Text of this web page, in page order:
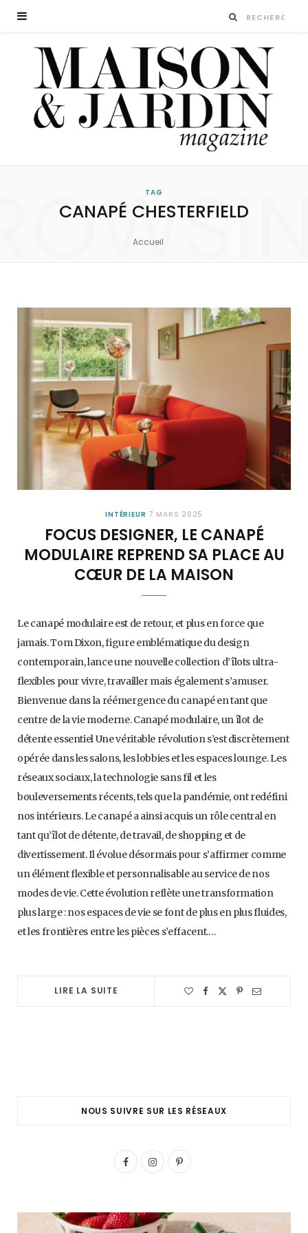
TAG
CANAPÉ CHESTERFIELD
Accueil
INTÉRIEUR 7 MARS 2025
FOCUS DESIGNER, LE CANAPÉ
MODULAIRE REPREND SA PLACE AU
CŒUR DE LA MAISON
Le canapé modulaire est de retour, et plus en force que
jamais. Tom Dixon, figure emblématique du design
contemporain, lance une nouvelle collection d’îlots ultra-
flexibles pour vivre, travailler mais également s’amuser.
Bienvenue dans la réémergence du canapé en tant que
centre de la vie moderne. Canapé modulaire, un îlot de
détente essentiel Une véritable révolution s’est discrètement
opérée dans les salons, les lobbies et les espaces lounge. Les
réseaux sociaux, la technologie sans fil et les
bouleversements récents, tels que la pandémie, ont redéfini
nos intérieurs. Le canapé a ainsi acquis un rôle central en
tant qu’îlot de détente, de travail, de shopping et de
divertissement. Il évolue désormais pour s’affirmer comme
un élément flexible et personnalisable au service de nos
modes de vie. Cette évolution reflète une transformation
plus large : nos espaces de vie se font de plus en plus fluides,
et les frontières entre les pièces s’effacent.…
LIRE LA SUITE
NOUS SUIVRE SUR LES RÉSEAUX
F
I
P